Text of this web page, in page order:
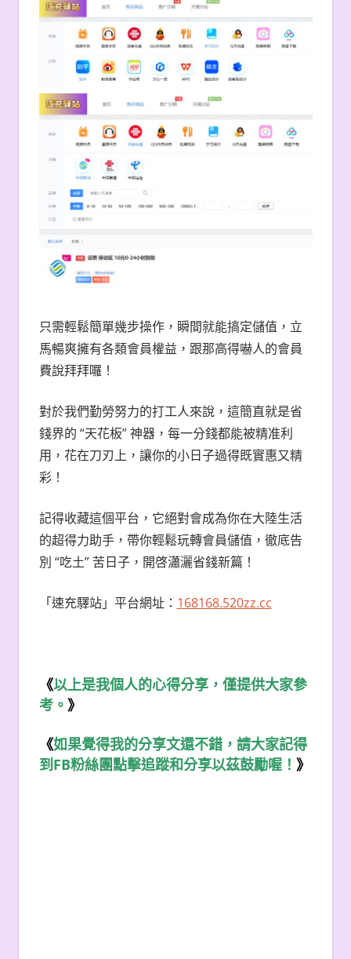
只需輕鬆簡單幾步操作，瞬間就能搞定儲值，立
馬暢爽擁有各類會員權益，跟那高得嚇人的會員
費說拜拜囉！
對於我們勤勞努力的打工人來說，這簡直就是省
錢界的 “天花板” 神器，每一分錢都能被精准利
用，花在刀刃上，讓你的小日子過得既實惠又精
彩！
記得收藏這個平台，它絕對會成為你在大陸生活
的超得力助手，帶你輕鬆玩轉會員儲值，徹底告
別 “吃土” 苦日子，開啓瀟灑省錢新篇！
「速充驛站」平台網址： 168168.520zz.cc
《以上是我個人的心得分享，僅提供大家參
考。 》
《如果覺得我的分享文還不錯，請大家記得
到 FB粉絲團點擊追蹤和分享以茲鼓勵喔！ 》